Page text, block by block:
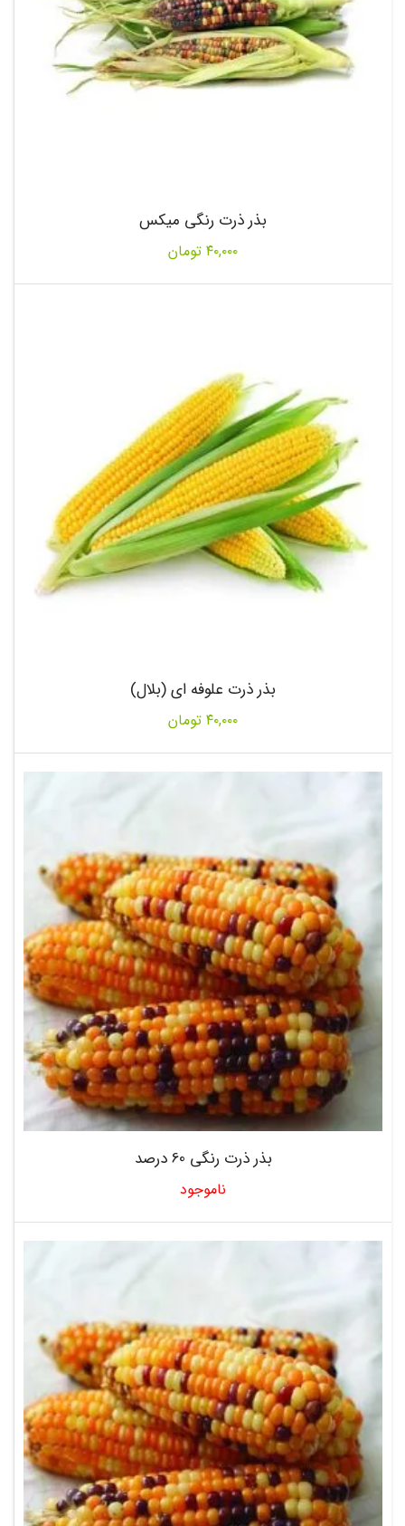
بذر ذرت رنگی میکس
۴۰,۰۰۰ تومان
بذر ذرت علوفه ای (بلال)
۴۰,۰۰۰ تومان
بذر ذرت رنگی 60 درصد
ناموجود